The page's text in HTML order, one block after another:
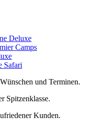
Deluxe
Camps
Safari
und Terminen.
Spitzenklasse.
Kunden.